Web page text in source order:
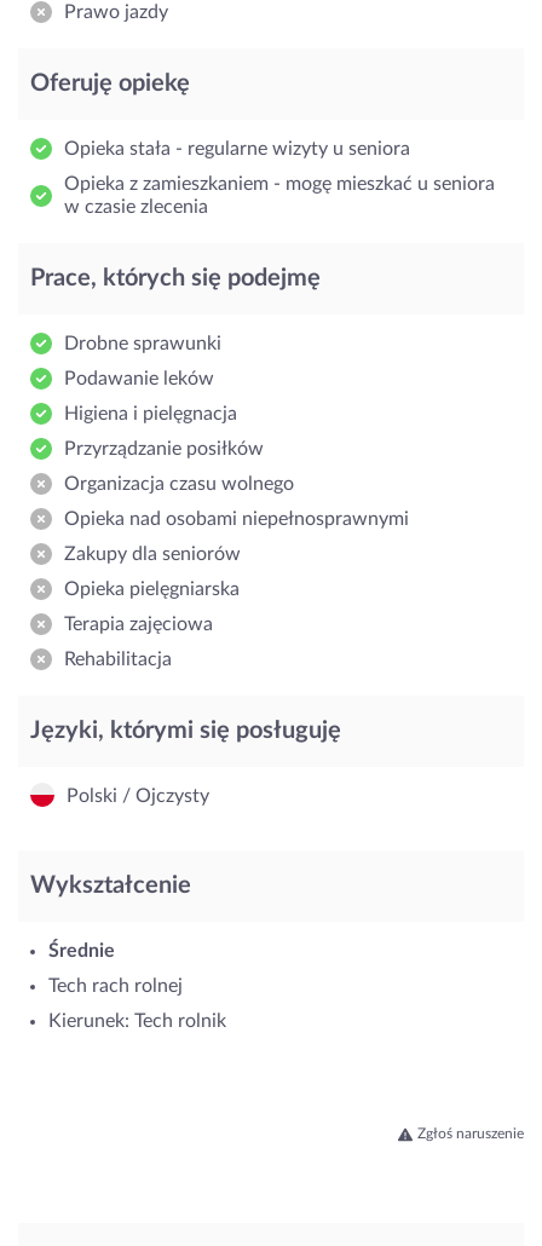
Prawo jazdy
Oferuję opiekę
Opieka stała - regularne wizyty u seniora
Opieka z zamieszkaniem - mogę mieszkać u seniora
w czasie zlecenia
Prace, których się podejmę
Drobne sprawunki
Podawanie leków
Higiena i pielęgnacja
Przyrządzanie posiłków
Organizacja czasu wolnego
Opieka nad osobami niepełnosprawnymi
Zakupy dla seniorów
Opieka pielęgniarska
Terapia zajęciowa
Rehabilitacja
Języki, którymi się posługuję
Polski / Ojczysty
Wykształcenie
Średnie
Tech rach rolnej
Kierunek: Tech rolnik
Zgłoś naruszenie